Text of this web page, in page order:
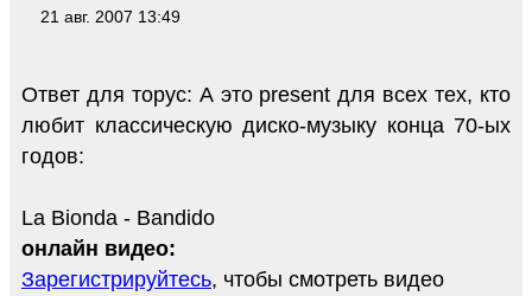
21 авг. 2007 13:49
Ответ для торус: А это present для всех тех, кто
любит классическую диско-музыку конца 70-ых
годов:
La Bionda - Bandido
онлайн видео:
Зарегистрируйтесь, чтобы смотреть видео